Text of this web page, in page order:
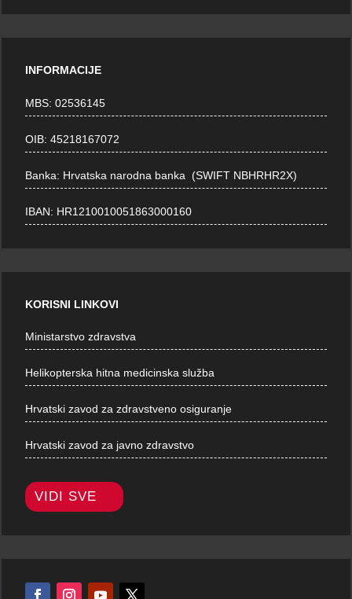
INFORMACIJE
MBS: 02536145
OIB: 45218167072
Banka: Hrvatska narodna banka (SWIFT NBHRHR2X)
IBAN: HR1210010051863000160
KORISNI LINKOVI
Ministarstvo zdravstva
Helikopterska hitna medicinska služba
Hrvatski zavod za zdravstveno osiguranje
Hrvatski zavod za javno zdravstvo
VIDI SVE